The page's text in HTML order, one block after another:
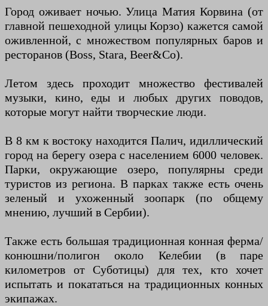
Город оживает ночью. Улица Матия Корвина (от
главной пешеходной улицы Корзо) кажется самой
оживленной, с множеством популярных баров и
ресторанов (Boss, Stara, Beer&Co).
Летом здесь проходит множество фестивалей
музыки, кино, еды и любых других поводов,
которые могут найти творческие люди.
В 8 км к востоку находится Палич, идиллический
город на берегу озера с населением 6000 человек.
Парки, окружающие озеро, популярны среди
туристов из региона. В парках также есть очень
зеленый и ухоженный зоопарк (по общему
мнению, лучший в Сербии).
Также есть большая традиционная конная ферма/
конюшни/полигон около Келебии (в паре
километров от Суботицы) для тех, кто хочет
испытать и покататься на традиционных конных
экипажах.